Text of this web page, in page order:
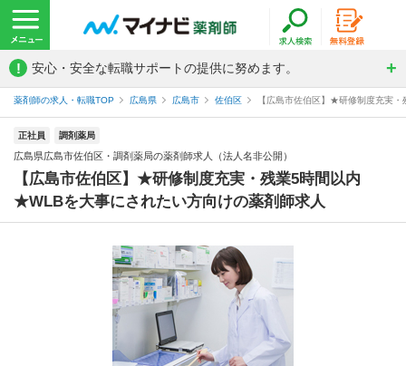
! 安心・安全な転職サポートの提供に努めます。
薬剤師の求人・転職TOP 広島県 広島市 佐伯区 【広島市佐伯区】★研修制度充実
正社員 調剤薬局
広島県広島市佐伯区・調剤薬局の薬剤師求人（法人名非公開）
【広島市佐伯区】★研修制度充実・残業5時間以内
★WLBを大事にされたい方向けの薬剤師求人